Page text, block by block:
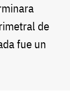
de
fue un